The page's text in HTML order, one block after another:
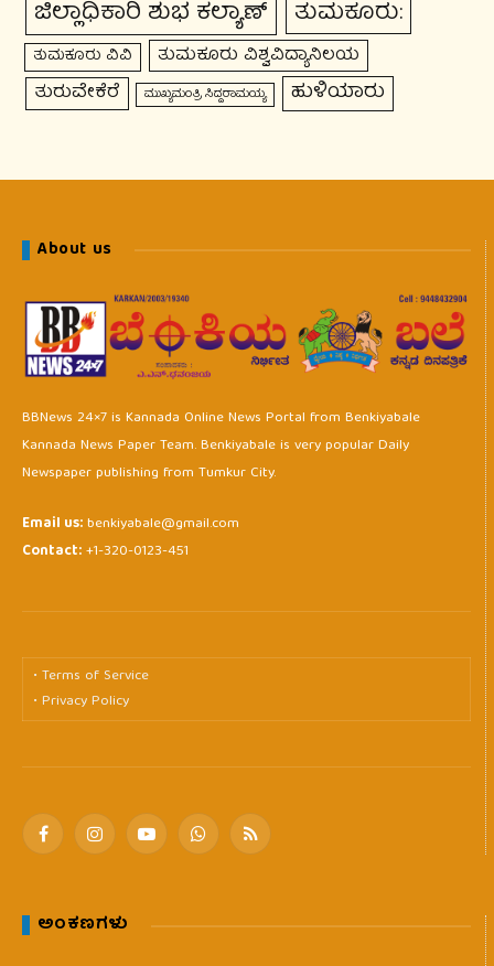
ಜಿಲ್ಲಾಧಿಕಾರಿ ಶುಭ ಕಲ್ಯಾಣ್ ತುಮಕೂರು:
ತುಮಕೂರು ವಿವಿ ತುಮಕೂರು ವಿಶ್ವವಿದ್ಯಾನಿಲಯ
ತುರುವೇಕೆರೆ ಮುಖ್ಯಮಂತ್ರಿ ಸಿದ್ದರಾಮಯ್ಯ ಹುಳಿಯಾರು
About us
BBNews 24×7 is Kannada Online News Portal from Benkiyabale
Kannada News Paper Team. Benkiyabale is very popular Daily
Newspaper publishing from Tumkur City.
Email us:benkiyabale@gmail.com
Contact:+1-320-0123-451
• Terms of Service
• Privacy Policy
FacebookInstagramYouTubeWhatsApp
RSS
ಅಂಕಣಗಳು